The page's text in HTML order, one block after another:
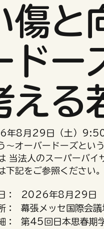
傷と
ドー
える
8月29日（土）9:50
〜オーバードーズとい
当法人のスーパーバ
下記をご参照ください。
：
2026年8月29日
幕張メッセ国際会議
第45回日本思春期